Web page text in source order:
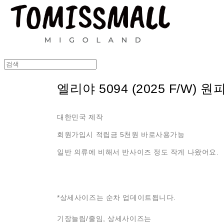
엘리야 5094 (2025 F/W) 원
대한민국 제작
회원가입시 적립금 5천원 바로사용가능
일반 의류에 비해서 반사이즈 정도 작게 나왔어요.
*상세사이즈는 순차 업데이트됩니다.
기장늘림/줄임, 상세사이즈는